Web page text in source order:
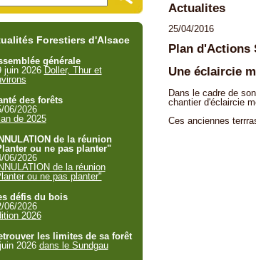
Actualites
25/04/2016
Plan d'Actions
Une éclaircie
Dans le cadre de
chantier d'éclaircie
Ces anciennes
Forestiers d'Alsace
générale
juin 2026 Doller, Thur et
des forêts
06/2026
de 2025
de la réunion
ou ne pas planter"
06/2026
de la réunion
ou ne pas planter"
défis du bois
06/2026
2026
les limites de sa forêt
2026 dans le Sundgau